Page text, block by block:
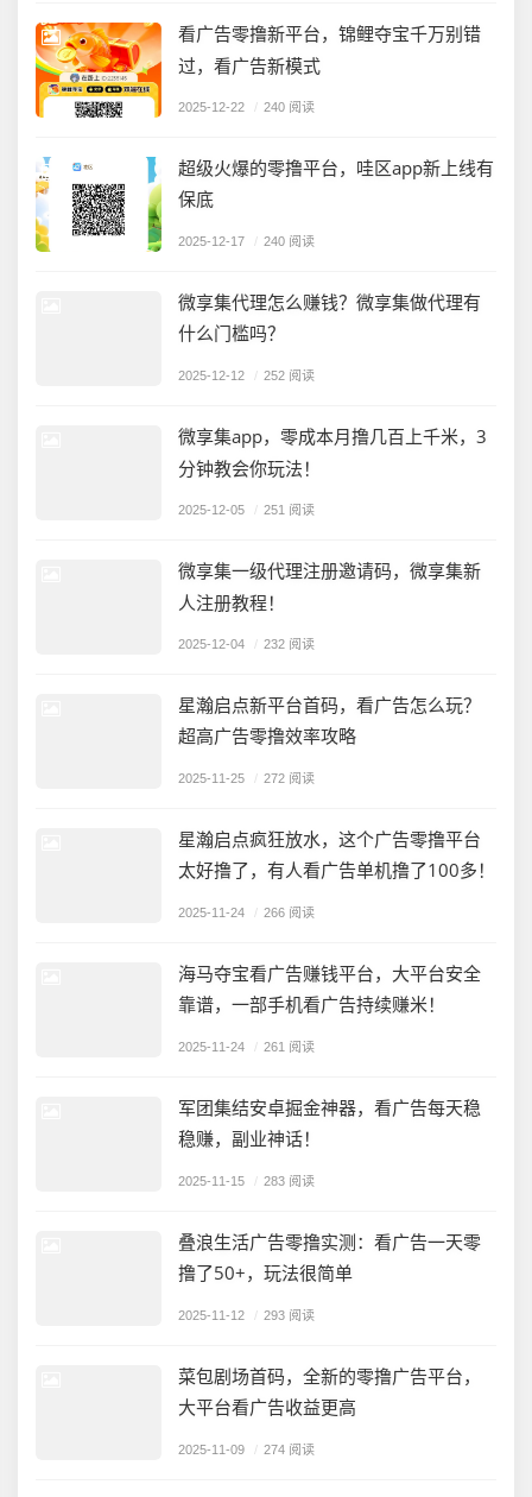
看广告零撸新平台，锦鲤夺宝千万别错
过，看广告新模式
2025-12-22 / 240 阅读
超级火爆的零撸平台，哇区app新上线有
保底
2025-12-17 / 240 阅读
微享集代理怎么赚钱？微享集做代理有
什么门槛吗？
2025-12-12 / 252 阅读
微享集app，零成本月撸几百上千米，3
分钟教会你玩法！
2025-12-05 / 251 阅读
微享集一级代理注册邀请码，微享集新
人注册教程！
2025-12-04 / 232 阅读
星瀚启点新平台首码，看广告怎么玩？
超高广告零撸效率攻略
2025-11-25 / 272 阅读
星瀚启点疯狂放水，这个广告零撸平台
太好撸了，有人看广告单机撸了100多！
2025-11-24 / 266 阅读
海马夺宝看广告赚钱平台，大平台安全
靠谱，一部手机看广告持续赚米！
2025-11-24 / 261 阅读
军团集结安卓掘金神器，看广告每天稳
稳赚，副业神话！
2025-11-15 / 283 阅读
叠浪生活广告零撸实测：看广告一天零
撸了50+，玩法很简单
2025-11-12 / 293 阅读
菜包剧场首码，全新的零撸广告平台，
大平台看广告收益更高
2025-11-09 / 274 阅读